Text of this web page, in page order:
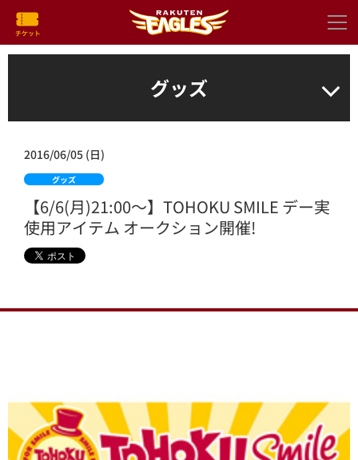
グッズ
2016/06/05 (日)
グッズ
【6/6(月)21:00～】TOHOKU SMILE デー実
使用アイテム オークション開催!